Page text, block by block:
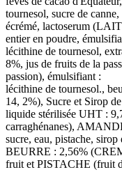
tournesol, sucre de
écrémé, lactoserum
entier en poudre,
lécithine de tournesol,
8%, jus de fruits de la
passion), émulsifiant :
lécithine de tournesol.,
14, 2%), Sucre et Sirop
liquide stérilisée UHT :
carraghénanes),
sucre, eau, pistache,
BEURRE : 2,56%
fruit et PISTACHE (fruit